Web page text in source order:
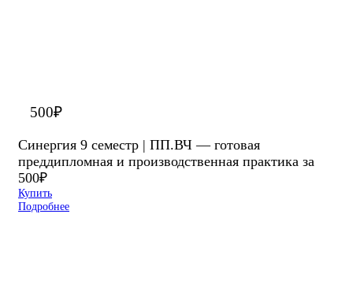
500₽
Синергия 9 семестр | ПП.ВЧ — готовая
преддипломная и производственная практика за
500₽
Купить
Подробнее